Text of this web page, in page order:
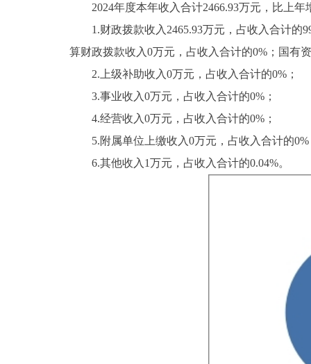
2024年度本年收入合计2466.93万元，比上年
1.财政拨款收入2465.93万元，占收入合计的
算财政拨款收入0万元，占收入合计的0%；国有
2.上级补助收入0万元，占收入合计的0%；
3.事业收入0万元，占收入合计的0%；
4.经营收入0万元，占收入合计的0%；
5.附属单位上缴收入0万元，占收入合计的0%
6.其他收入1万元，占收入合计的0.04%。